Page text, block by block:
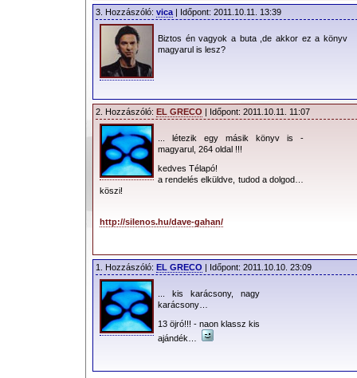
3. Hozzászóló: vica | Időpont: 2011.10.11. 13:39
Biztos én vagyok a buta ,de akkor ez a könyv
magyarul is lesz?
2. Hozzászóló: EL GRECO | Időpont: 2011.10.11. 11:07
... létezik egy másik könyv is -
magyarul, 264 oldal !!!
kedves Télapó!
a rendelés elküldve, tudod a dolgod…
köszi!
http://silenos.hu/dave-gahan/
1. Hozzászóló: EL GRECO | Időpont: 2011.10.10. 23:09
... kis karácsony, nagy
karácsony…
13 öjró!!! - naon klassz kis
ajándék…